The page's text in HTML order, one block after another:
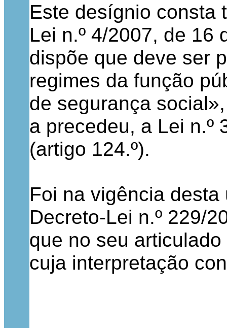
Este desígnio consta
Lei n.º 4/2007, de 16
dispõe que deve ser
regimes da função
de segurança
a precedeu, a Lei n.º
(artigo 124.º).
Foi na vigência
Decreto-Lei n.º 229/
que no seu
cuja interpretação